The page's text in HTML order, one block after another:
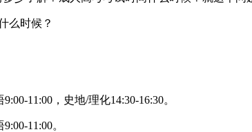
11:00，史地/理化14:30-16:30。
11:00。